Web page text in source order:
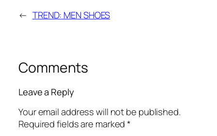
← TREND: MEN SHOES
Comments
Leave a Reply
Your email address will not be published.
Required fields are marked*